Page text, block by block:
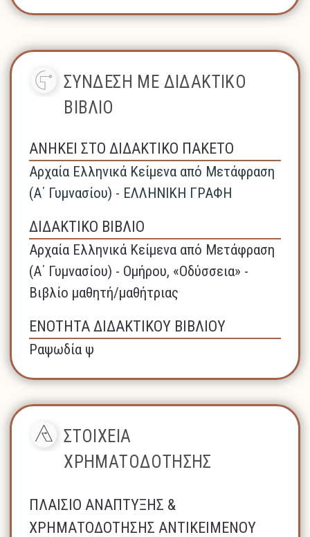
ΣΥΝΔΕΣΗ ΜΕ ΔΙΔΑΚΤΙΚΟ
ΒΙΒΛΙΟ
ΑΝΗΚΕΙ ΣΤΟ ΔΙΔΑΚΤΙΚΟ ΠΑΚΕΤΟ
Αρχαία Ελληνικά Κείμενα από Μετάφραση
(Α΄ Γυμνασίου) - ΕΛΛΗΝΙΚΗ ΓΡΑΦΗ
ΔΙΔΑΚΤΙΚΟ ΒΙΒΛΙΟ
Αρχαία Ελληνικά Κείμενα από Μετάφραση
(Α΄ Γυμνασίου) - Ομήρου, «Οδύσσεια» -
Βιβλίο μαθητή/μαθήτριας
ΕΝΟΤΗΤΑ ΔΙΔΑΚΤΙΚΟΥ ΒΙΒΛΙΟΥ
Ραψωδία ψ
ΣΤΟΙΧΕΙΑ
ΧΡΗΜΑΤΟΔΟΤΗΣΗΣ
ΠΛΑΙΣΙΟ ΑΝΑΠΤΥΞΗΣ &
ΧΡΗΜΑΤΟΔΟΤΗΣΗΣ ΑΝΤΙΚΕΙΜΕΝΟΥ